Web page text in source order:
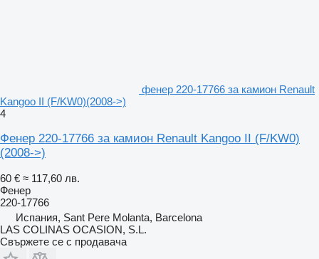
фенер 220-17766 за камион Renault
Kangoo II (F/KW0)(2008->)
4
Фенер 220-17766 за камион Renault Kangoo II (F/KW0)
(2008->)
60 € ≈ 117,60 лв.
Фенер
220-17766
Испания, Sant Pere Molanta, Barcelona
LAS COLINAS OCASION, S.L.
Свържете се с продавача